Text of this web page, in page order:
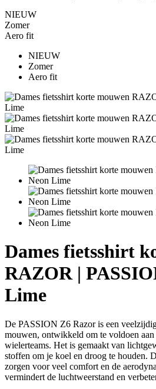
NIEUW
Zomer
Aero fit
NIEUW
Zomer
Aero fit
Dames fietsshirt
RAZOR |
Lime
De PASSION Z6 Razor is een
mouwen, ontwikkeld om te voldoen aan
wielerteams. Het is gemaakt van
stoffen om je koel en droog te houden.
zorgen voor veel comfort en de
vermindert de luchtweerstand en